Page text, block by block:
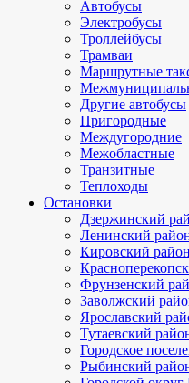
Автобусы
Электробусы
Троллейбусы
Трамваи
Маршрутные
Другие автобусы
Пригородные
Междугородние
Межобластные
Транзитные
Теплоходы
Остановки
Дзержинский
Ленинский
Кировский район
Фрунзенский
Заволжский
Ярославский
Тутаевский
Городское
Рыбинский